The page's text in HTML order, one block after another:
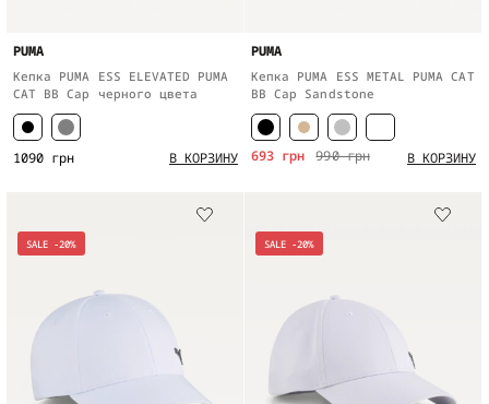
PUMA
Кепка PUMA ESS ELEVATED PUMA
CAT BB Cap черного цвета
1090 грн В КОРЗИНУ
PUMA
Кепка PUMA ESS METAL PUMA CAT
BB Cap Sandstone
990 грн
693 грн В КОРЗИНУ
SALE -20% SALE -20%